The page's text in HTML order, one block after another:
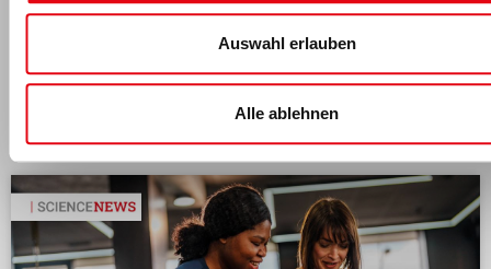
Auswahl erlauben
Alle ablehnen
Das könnte dich auch interessieren